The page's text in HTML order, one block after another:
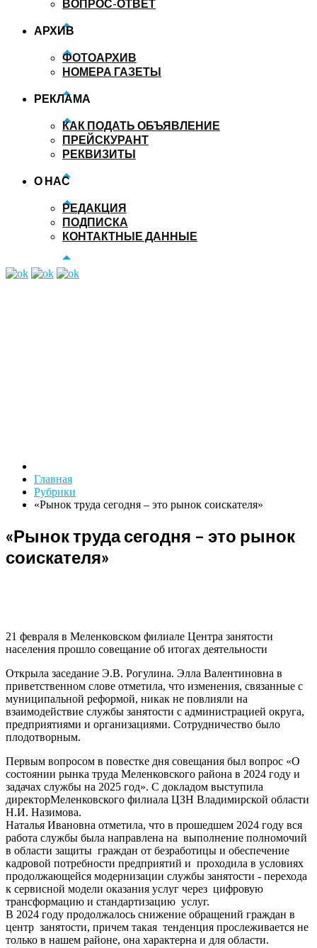
ВОПРОС-ОТВЕТ
АРХИВ
ФОТОАРХИВ
НОМЕРА ГАЗЕТЫ
РЕКЛАМА
КАК ПОДАТЬ ОБЪЯВЛЕНИЕ
ПРЕЙСКУРАНТ
РЕКВИЗИТЫ
О НАС
РЕДАКЦИЯ
ПОДПИСКА
КОНТАКТНЫЕ ДАННЫЕ
Главная
Рубрики
«Рынок труда сегодня – это рынок соискателя»
«Рынок труда сегодня – это рынок
соискателя»
21 февраля в Меленковском филиале Центра занятости
населения прошло совещание об итогах деятельности
Открыла заседание Э.В. Рогулина. Элла Валентиновна в
приветственном слове отметила, что изменения, связанные с
муниципальной реформой, никак не повлияли на
взаимодействие службы занятости с администрацией округа,
предприятиями и организациями. Сотрудничество было
плодотворным.
Первым вопросом в повестке дня совещания был вопрос «О
состоянии рынка труда Меленковского района в 2024 году и
задачах службы на 2025 год». С докладом выступила
директорМеленковского филиала ЦЗН Владимирской области
Н.И. Назимова.
Наталья Ивановна отметила, что в прошедшем 2024 году вся
работа службы была направлена на выполнение полномочий
в области защиты граждан от безработицы и обеспечение
кадровой потребности предприятий и проходила в условиях
продолжающейся модернизации службы занятости - перехода
к сервисной модели оказания услуг через цифровую
трансформацию и стандартизацию услуг.
В 2024 году продолжалось снижение обращений граждан в
центр занятости, причем такая тенденция прослеживается не
только в нашем районе, она характерна и для области.